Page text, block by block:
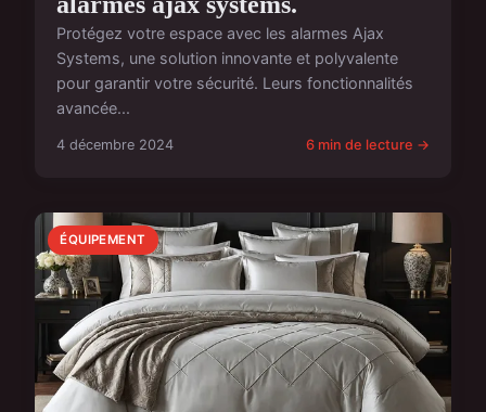
Protégez votre espace avec les alarmes Ajax
Systems, une solution innovante et polyvalente
pour garantir votre sécurité. Leurs fonctionnalités
avancée...
4 décembre 2024 6 min de lecture →
ÉQUIPEMENT